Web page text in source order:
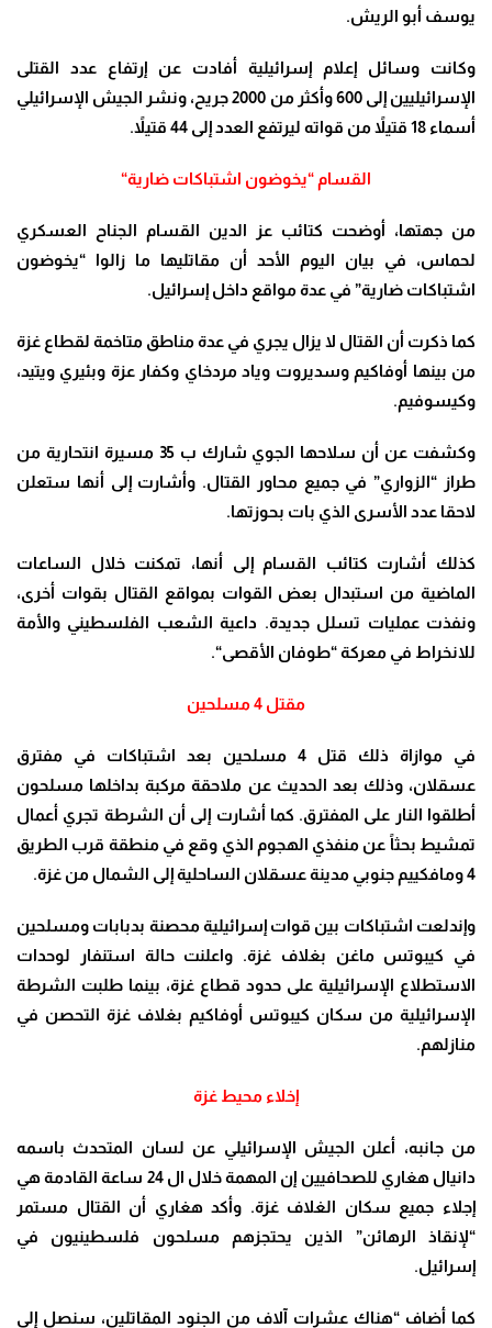
يوسف أبو الريش.
وكانت وسائل إعلام إسرائيلية أفادت عن إرتفاع عدد القتلى
الإسرائيليين إلى 600 وأكثر من 2000 جريح، ونشر الجيش الإسرائيلي
أسماء 18 قتيلاً من قواته ليرتفع العدد إلى 44 قتيلاً
.
القسام “يخوضون اشتباكات ضارية“
من جهتها، أوضحت كتائب عز الدين القسام الجناح العسكري
لحماس، في بيان اليوم الأحد أن مقاتليها ما زالوا “يخوضون
اشتباكات ضارية” في عدة مواقع داخل إسرائيل.
كما ذكرت أن القتال لا يزال يجري في عدة مناطق متاخمة لقطاع غزة
من بينها أوفاكيم وسديروت وياد مردخاي وكفار عزة وبئيري ويتيد،
وكيسوفيم.
وكشفت عن أن سلاحها الجوي شارك ب 35 مسيرة انتحارية من
طراز “الزواري” في جميع محاور القتال. وأشارت إلى أنها ستعلن
لاحقا عدد الأسرى الذي بات بحوزتها.
كذلك أشارت كتائب القسام إلى أنها، تمكنت خلال الساعات
الماضية من استبدال بعض القوات بمواقع القتال بقوات أخرى،
ونفذت عمليات تسلل جديدة. داعية الشعب الفلسطيني والأمة
للانخراط في معركة “طوفان الأقصى“.
مقتل 4 مسلحين
في موازاة ذلك قتل 4 مسلحين بعد اشتباكات في مفترق
عسقلان، وذلك بعد الحديث عن ملاحقة مركبة بداخلها مسلحون
أطلقوا النار على المفترق. كما أشارت إلى أن الشرطة تجري أعمال
تمشيط بحثاً عن منفذي الهجوم الذي وقع في منطقة قرب الطريق
4 ومافكييم جنوبي مدينة عسقلان الساحلية إلى الشمال من غزة
.
وإندلعت اشتباكات بين قوات إسرائيلية محصنة بدبابات ومسلحين
في كيبوتس ماغن بغلاف غزة. واعلنت حالة استنفار لوحدات
الاستطلاع الإسرائيلية على حدود قطاع غزة، بينما طلبت الشرطة
الإسرائيلية من سكان كيبوتس أوفاكيم بغلاف غزة التحصن في
منازلهم.
إخلاء محيط غزة
من جانبه، أعلن الجيش الإسرائيلي عن لسان المتحدث باسمه
دانيال هغاري للصحافيين إن المهمة خلال ال 24 ساعة القادمة هي
إجلاء جميع سكان الغلاف غزة. وأكد هغاري أن القتال مستمر
“لإنقاذ الرهائن” الذين يحتجزهم مسلحون فلسطينيون في
إسرائيل.
كما أضاف “هناك عشرات آلاف من الجنود المقاتلين، سنصل إلى